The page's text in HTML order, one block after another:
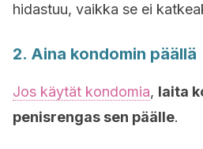
hidastuu, vaikka se ei
2. Aina kondomin päällä
Jos käytät kondomia, laita
penisrengas sen päälle.